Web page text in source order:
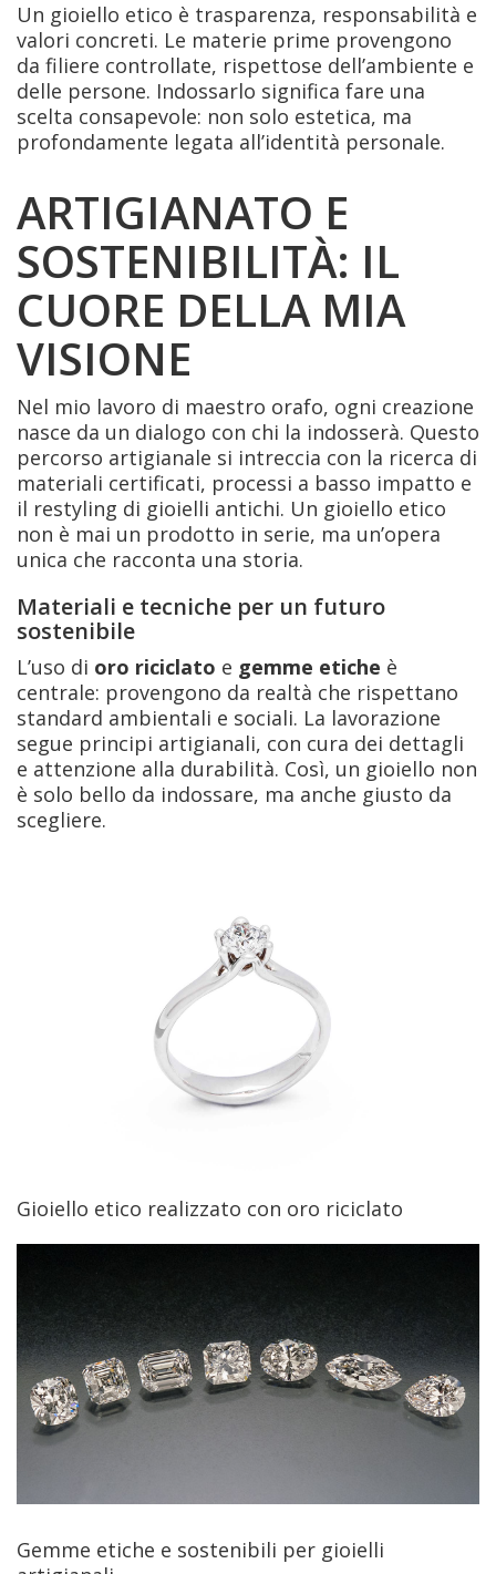
Un gioiello etico è trasparenza, responsabilità e
valori concreti. Le materie prime provengono
da filiere controllate, rispettose dell’ambiente e
delle persone. Indossarlo significa fare una
scelta consapevole: non solo estetica, ma
profondamente legata all’identità personale.
ARTIGIANATO E
SOSTENIBILITÀ: IL
CUORE DELLA MIA
VISIONE
Nel mio lavoro di maestro orafo, ogni creazione
nasce da un dialogo con chi la indosserà. Questo
percorso artigianale si intreccia con la ricerca di
materiali certificati, processi a basso impatto e
il restyling di gioielli antichi. Un gioiello etico
non è mai un prodotto in serie, ma un’opera
unica che racconta una storia.
Materiali e tecniche per un futuro
sostenibile
L’uso di oro riciclato e gemme etiche è
centrale: provengono da realtà che rispettano
standard ambientali e sociali. La lavorazione
segue principi artigianali, con cura dei dettagli
e attenzione alla durabilità. Così, un gioiello non
è solo bello da indossare, ma anche giusto da
scegliere.
Gioiello etico realizzato con oro riciclato
Gemme etiche e sostenibili per gioielli